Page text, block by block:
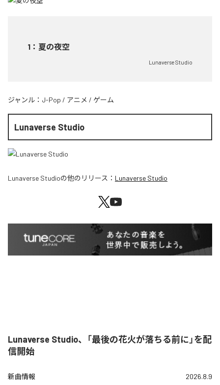
1 ： 夏の夜空
Lunaverse Studio
ジャンル： J-Pop / アニメ / ゲーム
Lunaverse Studio
Lunaverse Studioの他のリリース： Lunaverse Studio
Lunaverse Studio、「最後の花火が落ちる前に」を配
信開始
新曲情報 2026.8.9